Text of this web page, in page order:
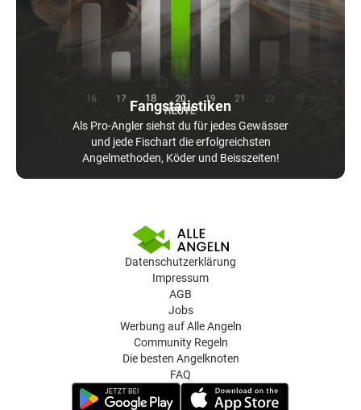
Fangstatistiken
Als Pro-Angler siehst du für jedes Gewässer
und jede Fischart die erfolgreichsten
Angelmethoden, Köder und Beisszeiten!
Datenschutzerklärung
Impressum
AGB
Jobs
Werbung auf Alle Angeln
Community Regeln
Die besten Angelknoten
FAQ